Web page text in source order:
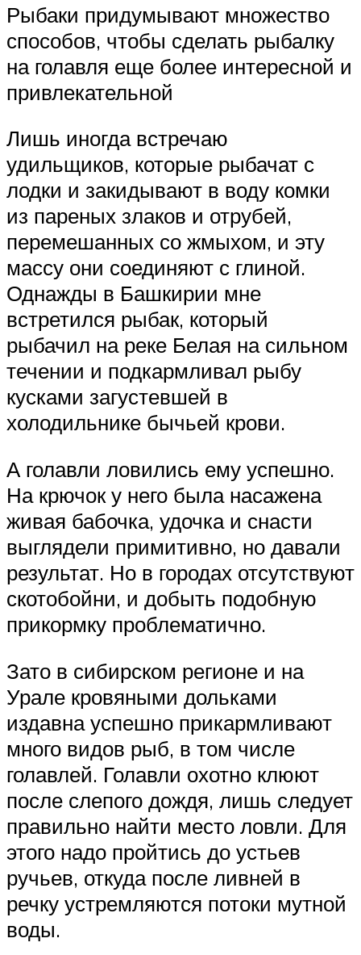
Рыбаки придумывают множество
способов, чтобы сделать рыбалку
на голавля еще более интересной и
привлекательной
Лишь иногда встречаю
удильщиков, которые рыбачат с
лодки и закидывают в воду комки
из пареных злаков и отрубей,
перемешанных со жмыхом, и эту
массу они соединяют с глиной.
Однажды в Башкирии мне
встретился рыбак, который
рыбачил на реке Белая на сильном
течении и подкармливал рыбу
кусками загустевшей в
холодильнике бычьей крови.
А голавли ловились ему успешно.
На крючок у него была насажена
живая бабочка, удочка и снасти
выглядели примитивно, но давали
результат. Но в городах отсутствуют
скотобойни, и добыть подобную
прикормку проблематично.
Зато в сибирском регионе и на
Урале кровяными дольками
издавна успешно прикармливают
много видов рыб, в том числе
голавлей. Голавли охотно клюют
после слепого дождя, лишь следует
правильно найти место ловли. Для
этого надо пройтись до устьев
ручьев, откуда после ливней в
речку устремляются потоки мутной
воды.